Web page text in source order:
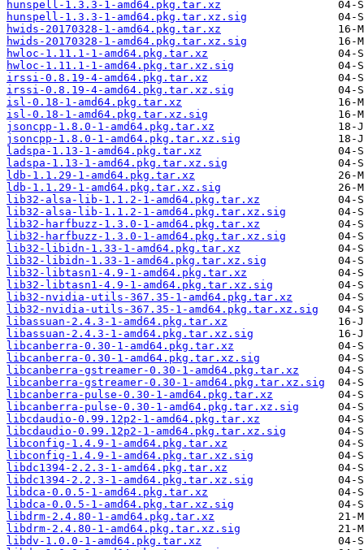
hunspell-1.3.3-1-amd64.pkg.tar.xz
hunspell-1.3.3-1-amd64.pkg.tar.xz.sig
hwids-20170328-1-amd64.pkg.tar.xz
hwids-20170328-1-amd64.pkg.tar.xz.sig
hwloc-1.11.1-1-amd64.pkg.tar.xz
hwloc-1.11.1-1-amd64.pkg.tar.xz.sig
irssi-0.8.19-4-amd64.pkg.tar.xz
irssi-0.8.19-4-amd64.pkg.tar.xz.sig
isl-0.18-1-amd64.pkg.tar.xz
isl-0.18-1-amd64.pkg.tar.xz.sig
jsoncpp-1.8.0-1-amd64.pkg.tar.xz
jsoncpp-1.8.0-1-amd64.pkg.tar.xz.sig
ladspa-1.13-1-amd64.pkg.tar.xz
ladspa-1.13-1-amd64.pkg.tar.xz.sig
ldb-1.1.29-1-amd64.pkg.tar.xz
ldb-1.1.29-1-amd64.pkg.tar.xz.sig
lib32-alsa-lib-1.1.2-1-amd64.pkg.tar.xz
lib32-alsa-lib-1.1.2-1-amd64.pkg.tar.xz.sig
lib32-harfbuzz-1.3.0-1-amd64.pkg.tar.xz
lib32-harfbuzz-1.3.0-1-amd64.pkg.tar.xz.sig
lib32-libidn-1.33-1-amd64.pkg.tar.xz
lib32-libidn-1.33-1-amd64.pkg.tar.xz.sig
lib32-libtasn1-4.9-1-amd64.pkg.tar.xz
lib32-libtasn1-4.9-1-amd64.pkg.tar.xz.sig
lib32-nvidia-utils-367.35-1-amd64.pkg.tar.xz
lib32-nvidia-utils-367.35-1-amd64.pkg.tar.xz.sig
libassuan-2.4.3-1-amd64.pkg.tar.xz
libassuan-2.4.3-1-amd64.pkg.tar.xz.sig
libcanberra-0.30-1-amd64.pkg.tar.xz
libcanberra-0.30-1-amd64.pkg.tar.xz.sig
libcanberra-gstreamer-0.30-1-amd64.pkg.tar.xz
libcanberra-gstreamer-0.30-1-amd64.pkg.tar.xz.sig
libcanberra-pulse-0.30-1-amd64.pkg.tar.xz
libcanberra-pulse-0.30-1-amd64.pkg.tar.xz.sig
libcdaudio-0.99.12p2-1-amd64.pkg.tar.xz
libcdaudio-0.99.12p2-1-amd64.pkg.tar.xz.sig
libconfig-1.4.9-1-amd64.pkg.tar.xz
libconfig-1.4.9-1-amd64.pkg.tar.xz.sig
libdc1394-2.2.3-1-amd64.pkg.tar.xz
libdc1394-2.2.3-1-amd64.pkg.tar.xz.sig
libdca-0.0.5-1-amd64.pkg.tar.xz
libdca-0.0.5-1-amd64.pkg.tar.xz.sig
libdrm-2.4.80-1-amd64.pkg.tar.xz
libdrm-2.4.80-1-amd64.pkg.tar.xz.sig
libdv-1.0.0-1-amd64.pkg.tar.xz